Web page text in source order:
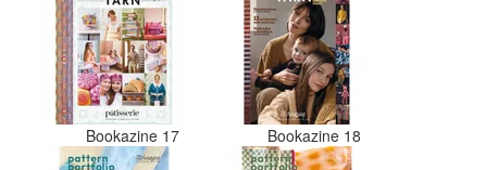
Bookazine 17 Bookazine 18